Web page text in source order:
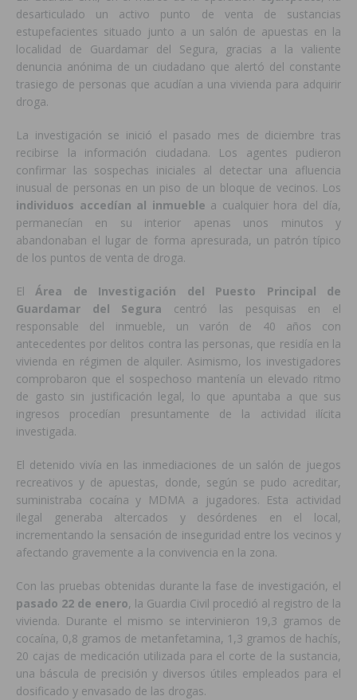
desarticulado un activo punto de venta de sustancias
estupefacientes situado junto a un salón de apuestas en la
localidad de Guardamar del Segura, gracias a la valiente
denuncia anónima de un ciudadano que alertó del constante
trasiego de personas que acudían a una vivienda para adquirir
droga.
La investigación se inició el pasado mes de diciembre tras
recibirse la información ciudadana. Los agentes pudieron
confirmar las sospechas iniciales al detectar una afluencia
inusual de personas en un piso de un bloque de vecinos. Los
individuos accedían al inmueble a cualquier hora del día,
permanecían en su interior apenas unos minutos y
abandonaban el lugar de forma apresurada, un patrón típico
de los puntos de venta de droga.
ElÁrea de Investigación del Puesto Principal de
Guardamar del Segura centró las pesquisas en el
responsable del inmueble, un varón de 40 años con
antecedentes por delitos contra las personas, que residía en la
vivienda en régimen de alquiler. Asimismo, los investigadores
comprobaron que el sospechoso mantenía un elevado ritmo
de gasto sin justificación legal, lo que apuntaba a que sus
ingresos procedían presuntamente de la actividad ilícita
investigada.
El detenido vivía en las inmediaciones de un salón de juegos
recreativos y de apuestas, donde, según se pudo acreditar,
suministraba cocaína y MDMA a jugadores. Esta actividad
ilegal generaba altercados y desórdenes en el local,
incrementando la sensación de inseguridad entre los vecinos y
afectando gravemente a la convivencia en la zona.
Con las pruebas obtenidas durante la fase de investigación, el
pasado 22 de enero, la Guardia Civil procedió al registro de la
vivienda. Durante el mismo se intervinieron 19,3 gramos de
cocaína, 0,8 gramos de metanfetamina, 1,3 gramos de hachís,
20 cajas de medicación utilizada para el corte de la sustancia,
una báscula de precisión y diversos útiles empleados para el
dosificado y envasado de las drogas.